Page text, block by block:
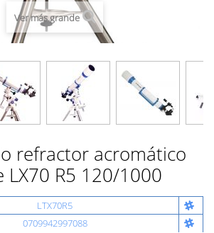
Ver más grande
refractor acromático
LX70 R5 120/1000
LTX70R5
0709942997088